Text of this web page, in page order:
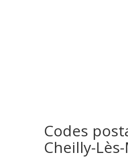
Codes
Cheilly-